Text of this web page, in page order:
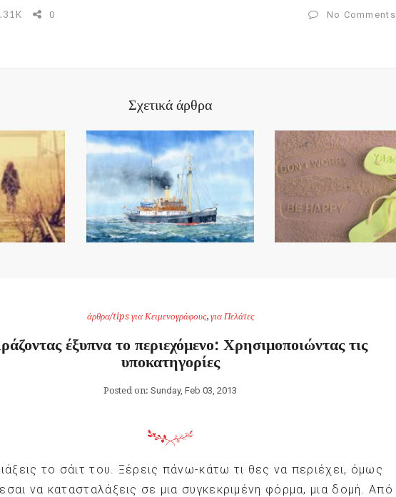
0 No Comments
Σχετικά άρθρα
άρθρα/tips για Κειμενογράφους, για Πελάτες
έξυπνα το περιεχόμενο: Χρησιμοποιώντας τις
υποκατηγορίες
Posted on: Sunday, Feb 03, 2013
το σάιτ του. Ξέρεις πάνω-κάτω τι θες να περιέχει, όμως
να κατασταλάξεις σε μια συγκεκριμένη φόρμα, μια δομή. Από